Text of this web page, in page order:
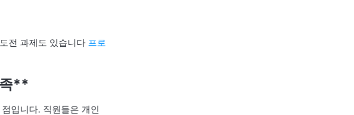
전 과제도 있습니다 프로
**
입니다. 직원들은 개인